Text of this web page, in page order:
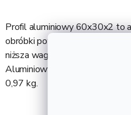
Profil aluminiowy 60x30x2 to
obróbki powierzchniowej. Te
niższa waga w porównaniu do
Aluminiowy profil o grubości 2
0,97 kg.